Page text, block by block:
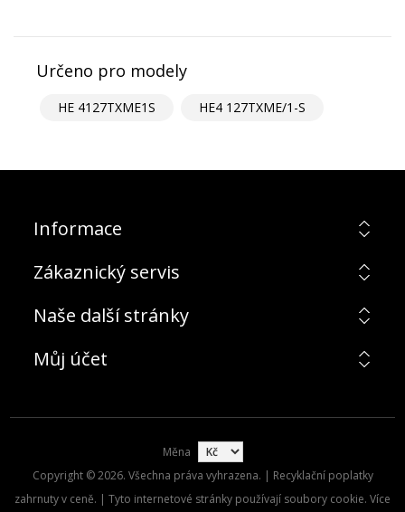
Určeno pro modely
HE 4127TXME1S HE4 127TXME/1-S
Informace
Zákaznický servis
Naše další stránky
Můj účet
Měna
Copyright © 2026. Všechna práva vyhrazena. | Recyklační poplatky
zahrnuty v ceně. | Tyto internetové stránky používají soubory cookie. Více